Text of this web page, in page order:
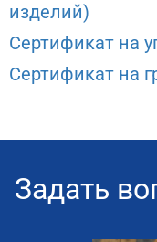
изделий)
Сертификат на
Сертификат на
Задать